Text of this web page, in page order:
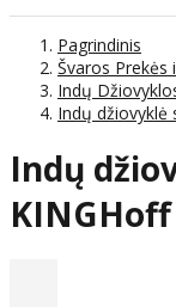
Pagrindinis
Švaros Prekės
Indų
Indų džiovyklė
Indų